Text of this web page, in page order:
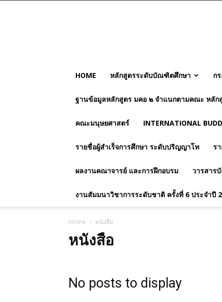
HOME หลักสูตรระดับบัณฑิตศึกษา ก
ฐานข้อมูลหลักสูตร มคอ ๒ จำแนกตามคณะ หลัก
คณะมนุษยศาสตร์ INTERNATIONAL
รายชื่อผู้สำเร็จการศึกษา ระดับปริญญาโท ร
ผลงานคณาจารย์ และการฝึกอบรม วารสาร
งานสัมมนาวิชาการระดับชาติ ครั้งที่ 6 ประจำปี
Home หนังสือ
หนังสือ
No posts to display